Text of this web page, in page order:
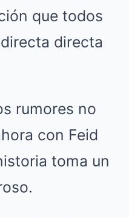
que todos
directa
rumores no
con Feid
toma un